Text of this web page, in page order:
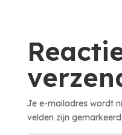
Je e-mailadres wordt
velden zijn